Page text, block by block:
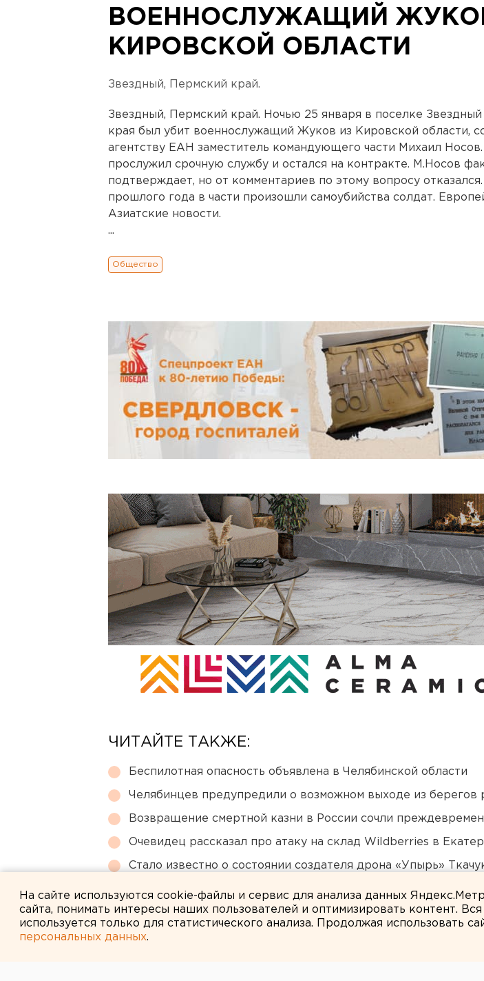
ВОЕННОСЛУЖАЩИЙ
КИРОВСКОЙ ОБЛАСТИ
Звездный, Пермский край.
Звездный, Пермский край. Ночью 25 января в поселке
края был убит военнослужащий Жуков из Кировской области,
агентству ЕАН заместитель командующего части Михаил
прослужил срочную службу и остался на контракте. М.Носов
подтверждает, но от комментариев по этому вопросу
прошлого года в части произошли самоубийства солдат.
Азиатские новости.
...
Общество
ЧИТАЙТЕ ТАКЖЕ:
Беспилотная опасность объявлена в Челябинской области
Челябинцев предупредили о возможном выходе из берегов
Возвращение смертной казни в России сочли
Очевидец рассказал про атаку на склад Wildberries в
Стало известно о состоянии создателя дрона «Упырь»
На сайте используются cookie-файлы и сервис для анализа данных
сайта, понимать интересы наших пользователей и оптимизировать контент.
используется только для статистического анализа. Продолжая использовать
персональных данных.